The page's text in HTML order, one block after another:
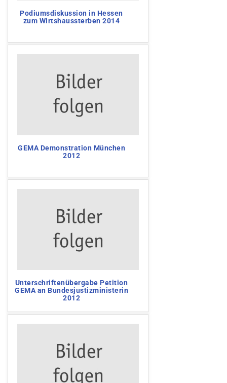
Podiumsdiskussion in Hessen
zum Wirtshaussterben 2014
GEMA Demonstration München
2012
Unterschriftenübergabe Petition
GEMA an Bundesjustizministerin
2012